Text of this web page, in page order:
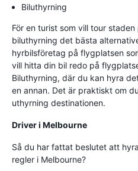
Biluthyrning
För en turist som vill tour
biluthyrning det bästa
hyrbilsföretag på flygplatsen
vill hitta din bil redo på
Biluthyrning, där du kan hyra
en annan. Det är praktiskt om
uthyrning destinationen.
Driver i Melbourne
Så du har fattat beslutet att
regler i Melbourne?